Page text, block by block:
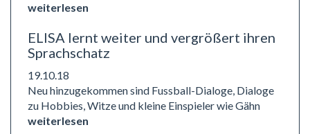
weiterlesen
ELISA lernt weiter und vergrößert ihren
Sprachschatz
19.10.18
Neu hinzugekommen sind Fussball-Dialoge, Dialoge
zu Hobbies, Witze und kleine Einspieler wie Gähn
weiterlesen